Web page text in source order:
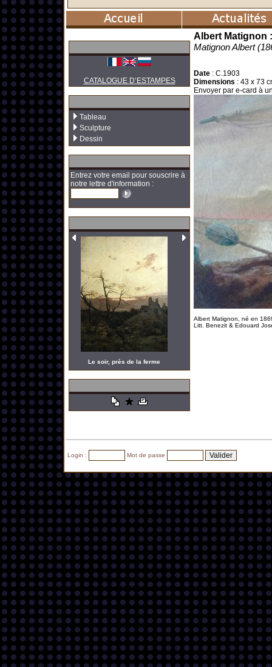
CATALOGUE D’ESTAMPES
Tableau
Sculpture
Dessin
Entrez votre email pour souscrire à
notre lettre d'information :
Le soir, près de la ferme
Albert Matignon
Matignon Albert
Date : C.1903
Dimensions : 43 x 73
Envoyer par e-card à
Albert Matignon, né en
Litt. Benezit & Edouard
Login : Mot de passe